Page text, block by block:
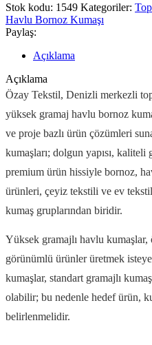
Stok kodu: 1549 Kategoriler:
Havlu Bornoz Kumaşı
Paylaş:
Açıklama
Açıklama
Özay Tekstil, Denizli merkezli
yüksek gramaj havlu bornoz
ve proje bazlı ürün çözümleri
kumaşları; dolgun yapısı,
premium ürün hissiyle bornoz,
ürünleri, çeyiz tekstili ve ev
kumaş gruplarından biridir.
Yüksek gramajlı havlu
görünümlü ürünler üretmek
kumaşlar, standart gramajlı
olabilir; bu nedenle hedef ürün,
belirlenmelidir.